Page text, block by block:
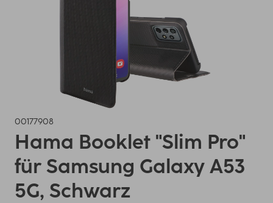
00177908
Hama Booklet "Slim Pro"
für Samsung Galaxy A53
5G, Schwarz